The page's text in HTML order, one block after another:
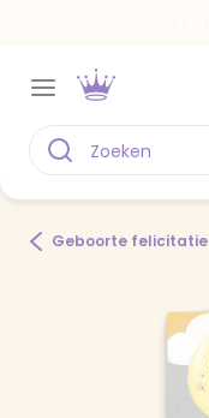
Geboorte felicitatie